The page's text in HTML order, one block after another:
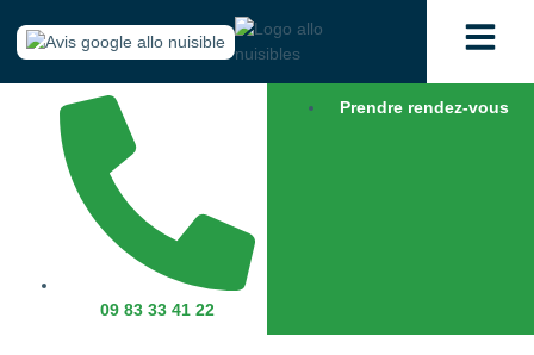
09 83 33 41 22
Prendre rendez-vous